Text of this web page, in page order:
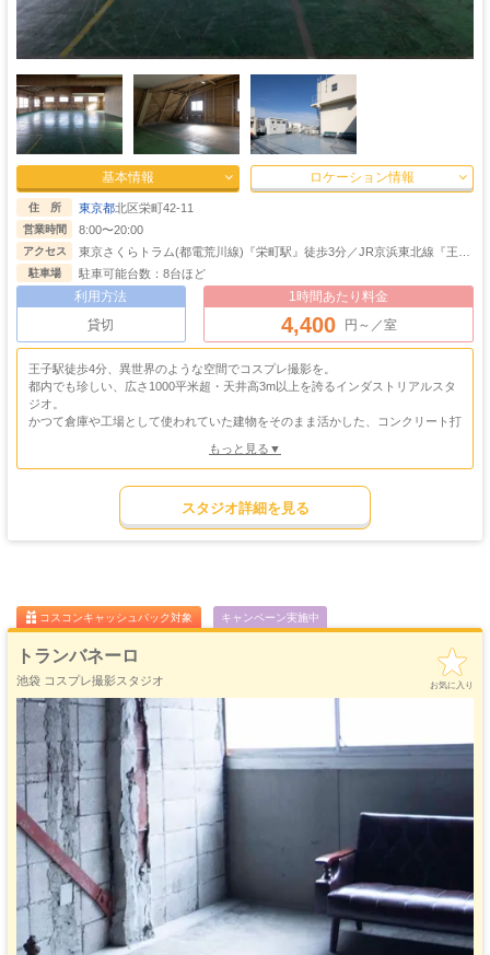
基本情報 ロケーション情報
住 所 東京都北区栄町42-11
営業時間 8:00〜20:00
アクセス
東京さくらトラム(都電荒川線)『栄町駅』徒歩3分／JR京浜東北線『王子
駅』徒歩4分／東京メトロ南北線『王子駅』徒歩5分
駐車場 駐車可能台数：8台ほど
利用方法
貸切
1時間あたり料金
4,400 円～／室
王子駅徒歩4分、異世界のような空間でコスプレ撮影を。
都内でも珍しい、広さ1000平米超・天井高3m以上を誇るインダストリアルスタ
ジオ。
かつて倉庫や工場として使われていた建物をそのまま活かした、コンクリート打
広々とした屋内空間はもちろん、屋上スペースも完備。都市感や退廃感のあるカ
ットから、自然光を活かした撮影まで、あらゆるシチュエーションに対応可能で
す。車両乗り入れOKなので、車やバイクと一緒の撮影や大型機材の搬入もスム
ーズ。アクション系、SF系、ダークファンタジー系の撮影には特におすすめで
照明機材の持ち込み・使用自由度も高く、陰影を活かしたドラマチックな演出が
ペット同伴可なので、動物と一緒の撮影やポートレート撮影にも◎
駐車場も完備しており、遠方からのアクセスにも便利です。日中であれば演奏シ
ーンも音量に応じて可能（※ドラムは完全消音必須）。
ご利用については、お問い合わせフォームよりお気軽にご相談ください。
コスコン特別キャンペーン開催中！
WEB予約はこちらより割引あり
スペースF
https://spacemarket.com/p/q0UzwLDaz1WKntff
スペースD
https://spacemarket.com/p/AWla7_hOjHPzNHRt
スペースC
https://spacemarket.com/p/y7Hxh9pFqQ6RwnDZ
スペースB(控室)
https://spacemarket.com/p/der9Dd1k_fLYYLEC
スペースA
https://spacemarket.com/p/1TnidjT7TFNrDdv0
もっと見る▼
・優雅
・ゴシック
洋館
ハウススタジオ
姫系・メルヘン
ロリータ
・昭和レトロ
カフェ
オフィス
水撮影 クロマキー撮影
自然光 海・ビーチ・川
カラーパック
プロジェクター
スモーク撮影 野外ロケ
スタジオ詳細を見る
コスコンキャッシュバック対象 キャンペーン実施中
お気に入り
トランバネーロ
池袋 コスプレ撮影スタジオ